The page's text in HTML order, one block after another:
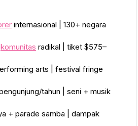
internasional | 130+ negara
komunitas radikal | tiket $575–
arts | festival fringe
tahun | seni + musik
+ parade samba | dampak